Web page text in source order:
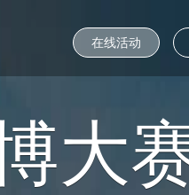
在线活动
大